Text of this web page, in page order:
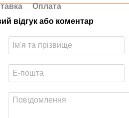
Оплата
відгук або коментар